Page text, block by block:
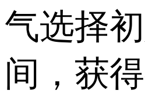
气选择
间，获